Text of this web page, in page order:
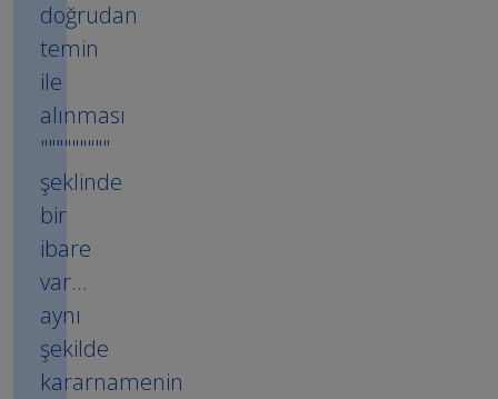
doğrudan
temin
ile
alınması
"""""""""
şeklinde
bir
ibare
var…
aynı
şekilde
kararnamenin